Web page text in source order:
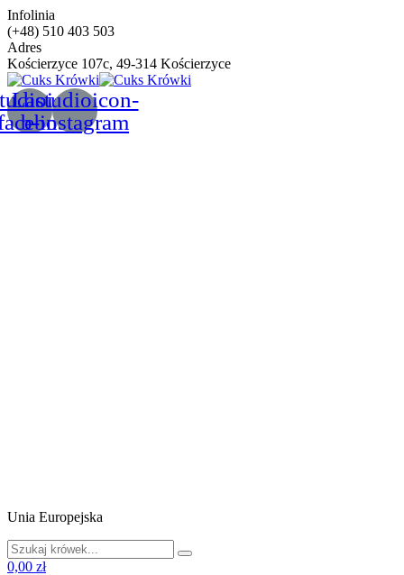
Infolinia
(+48) 510 403 503
Adres
Kościerzyce 107c, 49-314 Kościerzyce
Lastudioicon-
b-instagram
Unia Europejska
0,00 zł